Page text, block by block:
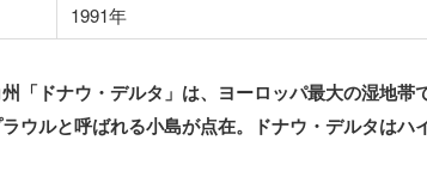
1991年
「ドナウ・デルタ」は、ヨーロッパ最大の湿地帯
ウルと呼ばれる小島が点在。ドナウ・デルタはハ